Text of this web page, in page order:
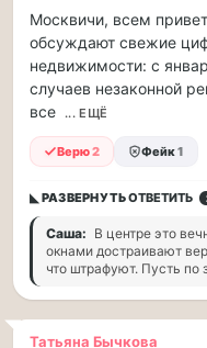
ор...
ВСК
выплатила
производителю
упаковки
млн
рублей
в…
ВСК
выплатила
производителю
Москвичи, всем
обсуждают свежие
недвижимости: с
случаев незаконной
все ... ЕЩЁ
Верю2 Фейк1
◣ РАЗВЕРНУТЬОТВЕТИТЬ
Саша: В центре это
окнами достраивают
что штрафуют. Пусть по
Татьяна Бычкова